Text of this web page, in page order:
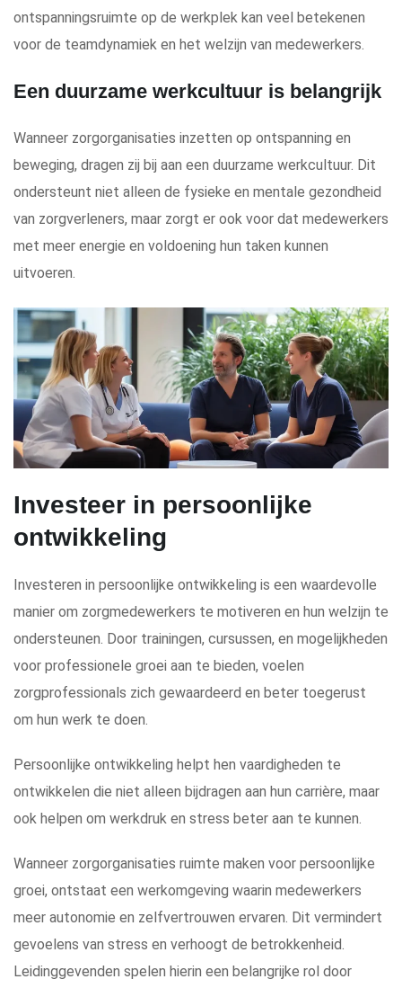
ontspanningsruimte op de werkplek kan veel betekenen
voor de teamdynamiek en het welzijn van medewerkers.
Een duurzame werkcultuur is belangrijk
Wanneer zorgorganisaties inzetten op ontspanning en
beweging, dragen zij bij aan een duurzame werkcultuur. Dit
ondersteunt niet alleen de fysieke en mentale gezondheid
van zorgverleners, maar zorgt er ook voor dat medewerkers
met meer energie en voldoening hun taken kunnen
uitvoeren.
Investeer in persoonlijke
ontwikkeling
Investeren in persoonlijke ontwikkeling is een waardevolle
manier om zorgmedewerkers te motiveren en hun welzijn te
ondersteunen. Door trainingen, cursussen, en mogelijkheden
voor professionele groei aan te bieden, voelen
zorgprofessionals zich gewaardeerd en beter toegerust
om hun werk te doen.
Persoonlijke ontwikkeling helpt hen vaardigheden te
ontwikkelen die niet alleen bijdragen aan hun carrière, maar
ook helpen om werkdruk en stress beter aan te kunnen.
Wanneer zorgorganisaties ruimte maken voor persoonlijke
groei, ontstaat een werkomgeving waarin medewerkers
meer autonomie en zelfvertrouwen ervaren. Dit vermindert
gevoelens van stress en verhoogt de betrokkenheid.
Leidinggevenden spelen hierin een belangrijke rol door